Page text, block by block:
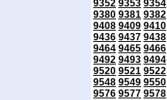
9352 9353 9354
9380 9381 9382
9408 9409 9410
9436 9437 9438
9464 9465 9466
9492 9493 9494
9520 9521 9522
9548 9549 9550
9576 9577 9578